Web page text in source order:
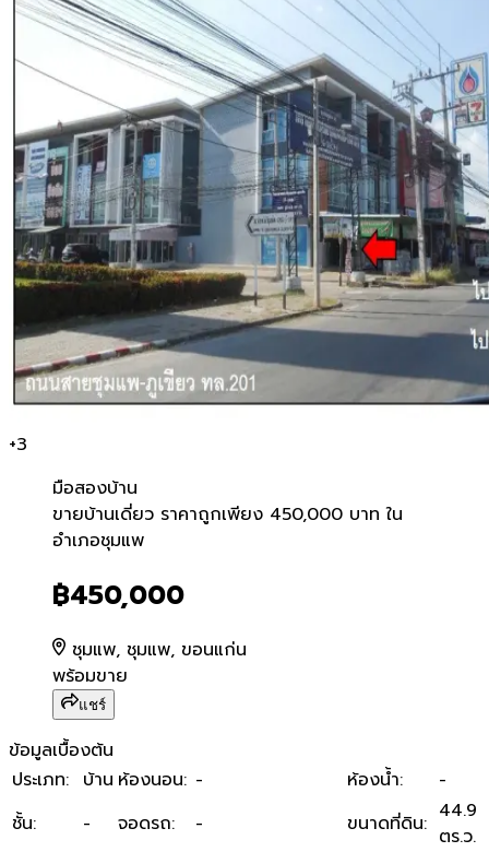
+3
มือสองบ้าน
ขายบ้านเดี่ยว ราคาถูกเพีย
ขายบ้านเดี่ยว ราคาถูกเพียง 450,000 บาท ใน
อำเภอชุมแพ
฿450,000
ชุมแพ, ชุมแพ, ขอนแก่น
พร้อมขาย
แชร์
ข้อมูลเบื้องต้น
ประเภท: บ้าน ห้องนอน: - ห้องน้ำ:
-
ชั้น: - จอดรถ: - ขนาดที่ดิน: 44.9
ตร.ว.